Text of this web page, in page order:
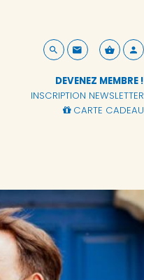
DEVENEZ MEMBRE !
INSCRIPTION NEWSLETTER
CARTE CADEAU